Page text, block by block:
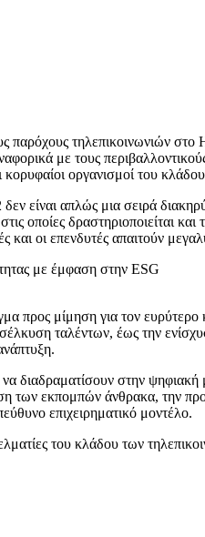
τηλεπικοινωνιών στο
με τους
οργανισμοί του κλάδου
είναι απλώς μια σειρά
οποίες δραστηριοποιείται
και οι επενδυτές απαιτούν
προς μίμηση για τον
ταλέντων, έως την
διαδραματίσουν στην
των εκπομπών άνθρακα, την
επιχειρηματικό μοντέλο.
του κλάδου των